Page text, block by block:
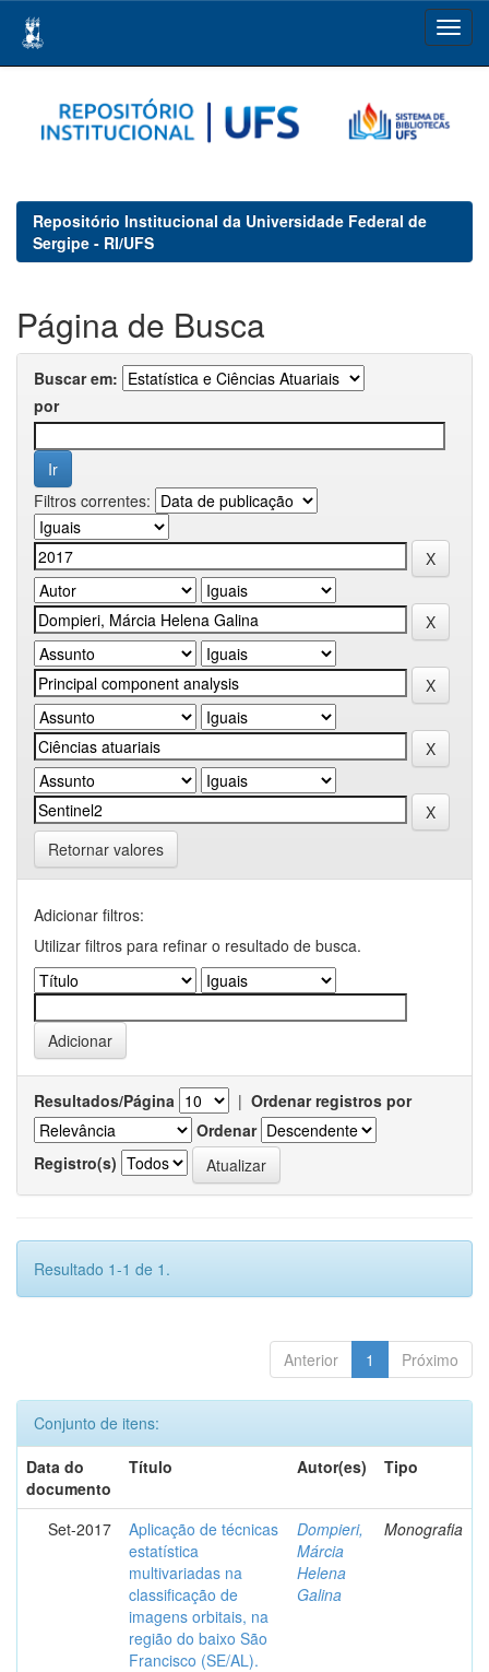
navigation
Repositório Institucional da Universidade Federal de
Sergipe - RI/UFS
Página de Busca
Buscar em:
por
Filtros correntes:
Retornar valores
Adicionar filtros:
Utilizar filtros para refinar o resultado de busca.
Resultados/Página | Ordenar registros por
Ordenar
Registro(s)
Resultado 1-1 de 1.
Anterior 1 Próximo
Conjunto de itens:
Data do
documento
Título Autor(es) Tipo
Set-2017
Aplicação de técnicas
estatística
multivariadas na
classificação de
imagens orbitais, na
região do baixo São
Francisco (SE/AL).
Dompieri,
Márcia
Helena
Galina
Monografia